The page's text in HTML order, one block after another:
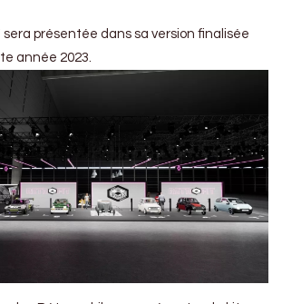
présentée dans sa version finalisée
année 2023.